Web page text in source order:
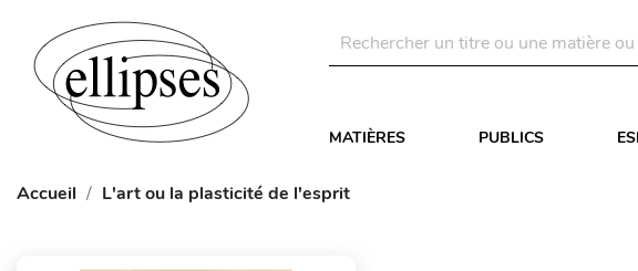
MATIÈRES PUBLICS
Accueil L'art ou la plasticité de l'esprit